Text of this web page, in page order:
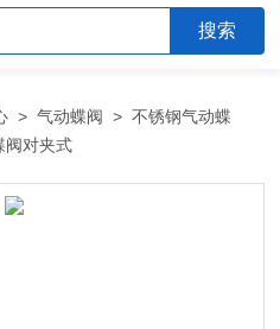
>气动蝶阀 >不锈钢气动蝶
对夹式